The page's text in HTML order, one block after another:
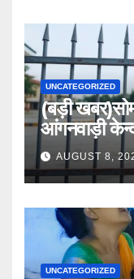
UNCATEGORIZED
(बड़ी
आंगनवाड़ी
AUGUST 8,
UNCATEGORIZED